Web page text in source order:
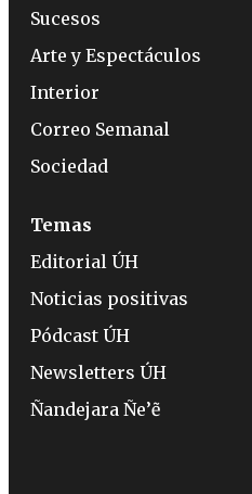
Sucesos
Arte y Espectáculos
Interior
Correo Semanal
Sociedad
Temas
Editorial ÚH
Noticias positivas
Pódcast ÚH
Newsletters ÚH
Ñandejara Ñe’ẽ